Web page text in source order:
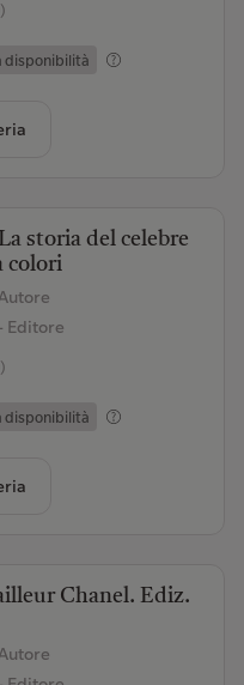
disponibilità
storia del celebre
colori
Editore
disponibilità
Chanel. Ediz.